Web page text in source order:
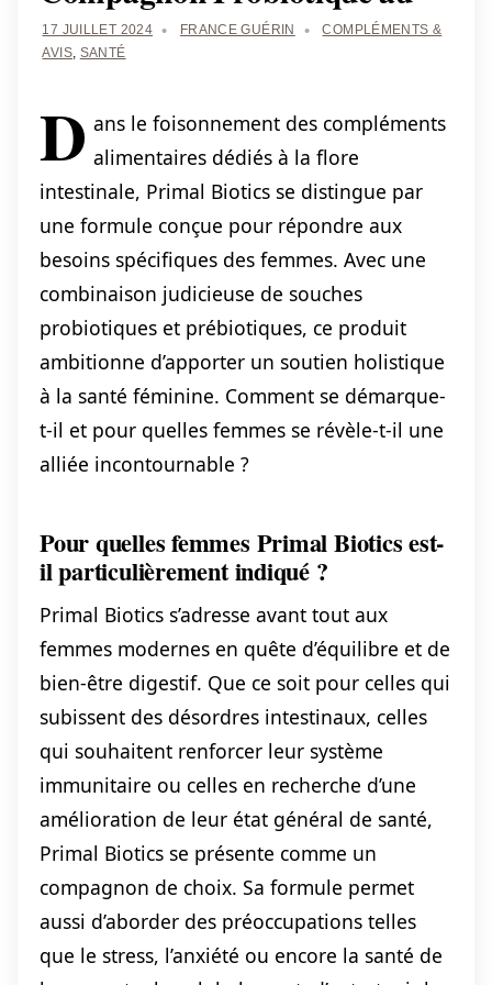
17 JUILLET 2024 FRANCE GUÉRIN
COMPLÉMENTS &
AVIS, SANTÉ
D ans le foisonnement des compléments
alimentaires dédiés à la flore
intestinale, Primal Biotics se distingue par
une formule conçue pour répondre aux
besoins spécifiques des femmes. Avec une
combinaison judicieuse de souches
probiotiques et prébiotiques, ce produit
ambitionne d’apporter un soutien holistique
à la santé féminine. Comment se démarque-
t-il et pour quelles femmes se révèle-t-il une
alliée incontournable ?
Pour quelles femmes Primal Biotics est-
il particulièrement indiqué ?
Primal Biotics s’adresse avant tout aux
femmes modernes en quête d’équilibre et de
bien-être digestif. Que ce soit pour celles qui
subissent des désordres intestinaux, celles
qui souhaitent renforcer leur système
immunitaire ou celles en recherche d’une
amélioration de leur état général de santé,
Primal Biotics se présente comme un
compagnon de choix. Sa formule permet
aussi d’aborder des préoccupations telles
que le stress, l’anxiété ou encore la santé de